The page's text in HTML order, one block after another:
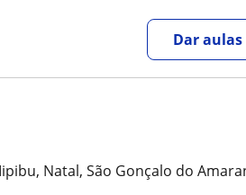
Dar
Natal, São Gonçalo do